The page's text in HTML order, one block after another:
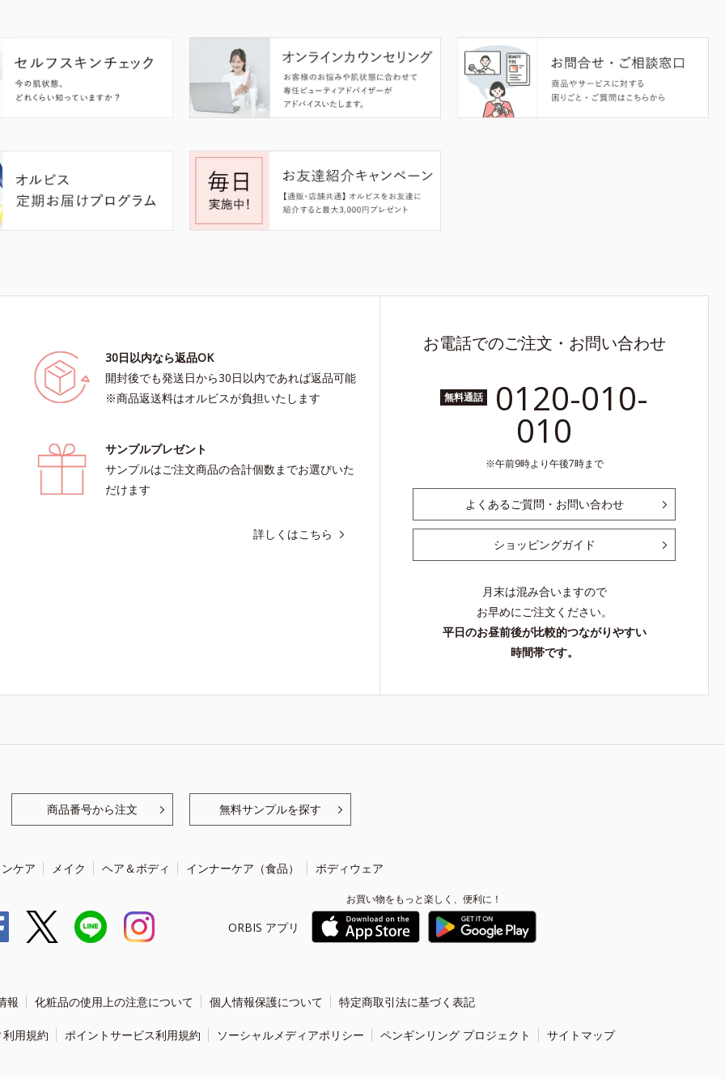
30日以内なら返品OK
開封後でも発送日から30日以内であれば返品可能
※商品返送料はオルビスが負担いたします
サンプルプレゼント
サンプルはご注文商品の合計個数までお選びいた
だけます
詳しくはこちら
お電話でのご注文・お問い合わせ
無料通話 0120-010-
010
午前9時より午後7時まで
よくあるご質問・お問い合わせ
ショッピングガイド
月末は混み合いますので
お早めにご注文ください。
平日のお昼前後が比較的つながりやすい
時間帯です。
商品番号から注文 無料サンプルを探す
ケア メイク ヘア＆ボディ インナーケア（食品） ボディウェア
ORBIS アプリ
お買い物をもっと楽しく、便利に！
報 化粧品の使用上の注意について 個人情報保護について 特定商取引法に基づく表記
用規約 ポイントサービス利用規約 ソーシャルメディアポリシー ペンギンリング プロジェクト サイトマップ